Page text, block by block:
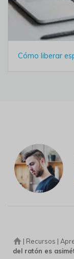
Cómo liberar
| Recursos |
del ratón es